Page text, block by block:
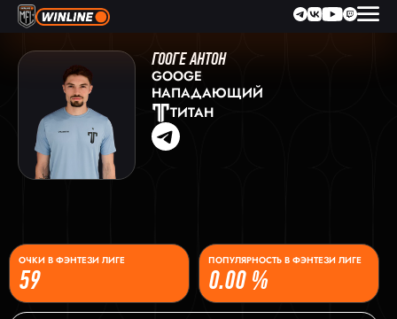
ГООГЕ АНТОН
GOOGE
НАПАДАЮЩИЙ
ТИТАН
59
ОЧКИ В ФЭНТЕЗИ ЛИГЕ
0.00 %
ПОПУЛЯРНОСТЬ В ФЭНТЕЗИ ЛИГЕ